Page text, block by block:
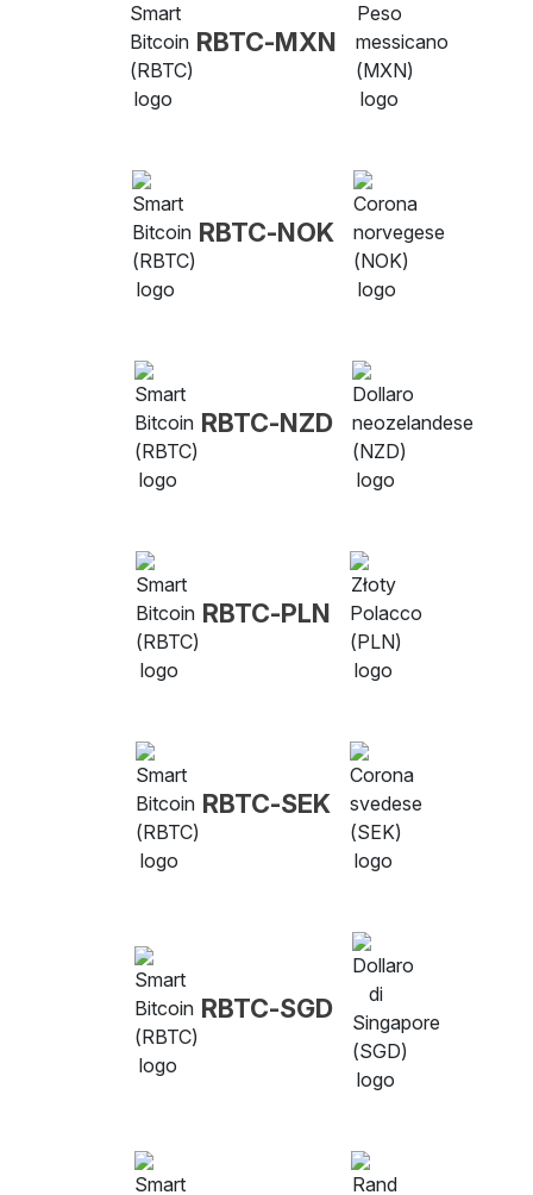
RBTC-MXN
RBTC-NOK
RBTC-NZD
RBTC-PLN
RBTC-SEK
RBTC-SGD